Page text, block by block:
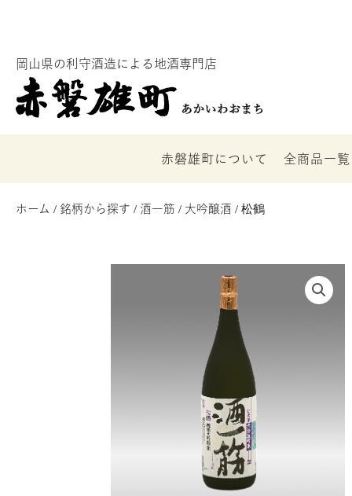
プ
岡山県の利守酒造による地酒専門店
赤磐雄町について 全商品一覧
ホーム / 銘柄から探す / 酒一筋 / 大吟醸酒 / 松鶴